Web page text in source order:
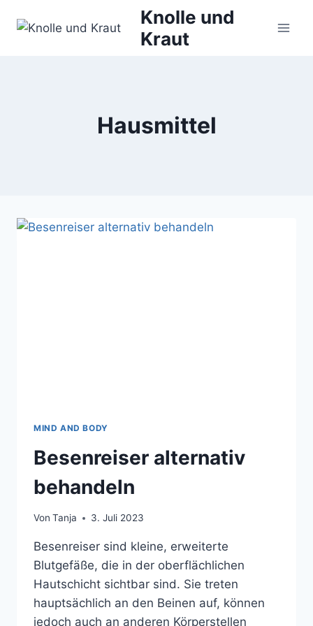
Inhalt
Knolle und
Kraut
Hausmittel
MIND AND BODY
Besenreiser alternativ
behandeln
Von Tanja 3. Juli 2023
Besenreiser sind kleine, erweiterte
Blutgefäße, die in der oberflächlichen
Hautschicht sichtbar sind. Sie treten
hauptsächlich an den Beinen auf, können
jedoch auch an anderen Körperstellen